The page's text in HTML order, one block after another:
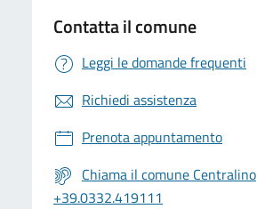
Contatta il comune
Leggi le domande frequenti
Richiedi assistenza
Prenota appuntamento
Chiama il comune Centralino
+39.0332.419111